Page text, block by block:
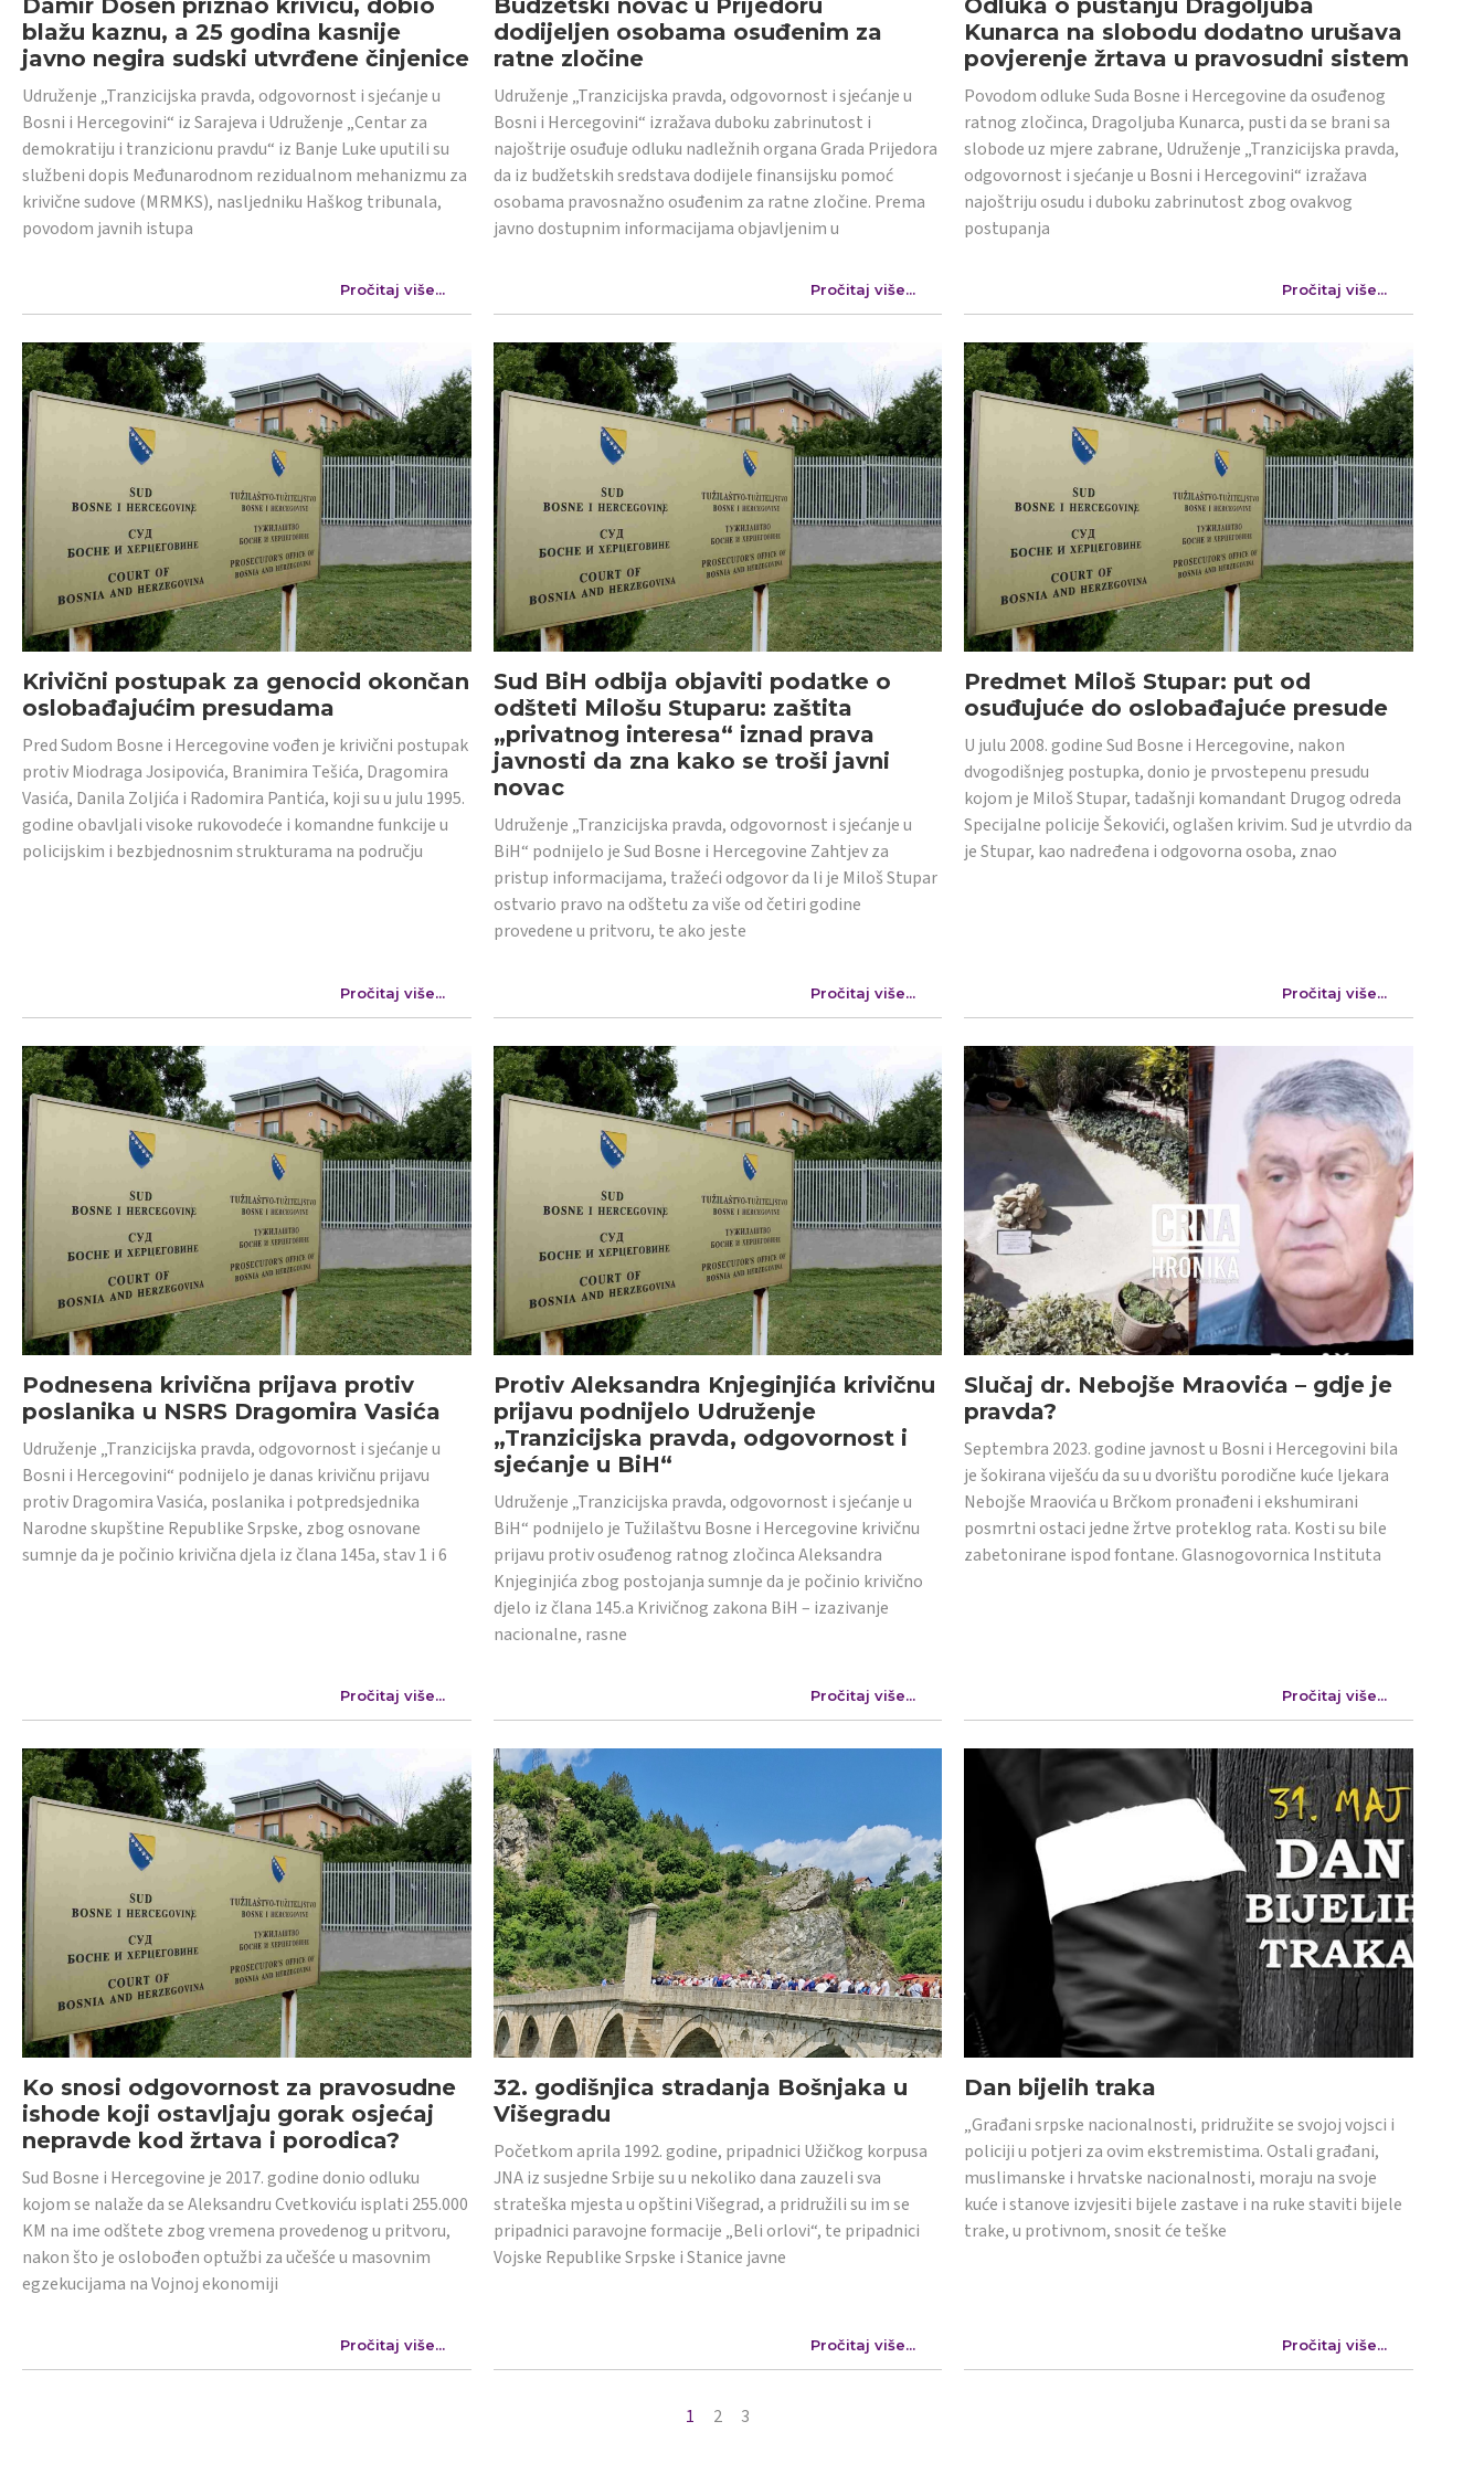
blažu kaznu, a 25 godina kasnije
javno negira sudski utvrđene činjenice
Udruženje „Tranzicijska pravda, odgovornost i sjećanje u
Bosni i Hercegovini“ iz Sarajeva i Udruženje „Centar za
demokratiju i tranzicionu pravdu“ iz Banje Luke uputili su
službeni dopis Međunarodnom rezidualnom mehanizmu za
krivične sudove (MRMKS), nasljedniku Haškog tribunala,
povodom javnih istupa
Pročitaj više...
dodijeljen osobama osuđenim za
ratne zločine
Udruženje „Tranzicijska pravda, odgovornost i sjećanje u
Bosni i Hercegovini“ izražava duboku zabrinutost i
najoštrije osuđuje odluku nadležnih organa Grada Prijedora
da iz budžetskih sredstava dodijele finansijsku pomoć
osobama pravosnažno osuđenim za ratne zločine. Prema
javno dostupnim informacijama objavljenim u
Pročitaj više...
Kunarca na slobodu dodatno urušava
povjerenje žrtava u pravosudni sistem
Povodom odluke Suda Bosne i Hercegovine da osuđenog
ratnog zločinca, Dragoljuba Kunarca, pusti da se brani sa
slobode uz mjere zabrane, Udruženje „Tranzicijska pravda,
odgovornost i sjećanje u Bosni i Hercegovini“ izražava
najoštriju osudu i duboku zabrinutost zbog ovakvog
postupanja
Pročitaj više...
Krivični postupak za genocid okončan
oslobađajućim presudama
Pred Sudom Bosne i Hercegovine vođen je krivični postupak
protiv Miodraga Josipovića, Branimira Tešića, Dragomira
Vasića, Danila Zoljića i Radomira Pantića, koji su u julu 1995.
godine obavljali visoke rukovodeće i komandne funkcije u
policijskim i bezbjednosnim strukturama na području
Pročitaj više...
Sud BiH odbija objaviti podatke o
odšteti Milošu Stuparu: zaštita
„privatnog interesa“ iznad prava
javnosti da zna kako se troši javni
novac
Udruženje „Tranzicijska pravda, odgovornost i sjećanje u
BiH“ podnijelo je Sud Bosne i Hercegovine Zahtjev za
pristup informacijama, tražeći odgovor da li je Miloš Stupar
ostvario pravo na odštetu za više od četiri godine
provedene u pritvoru, te ako jeste
Pročitaj više...
Predmet Miloš Stupar: put od
osuđujuće do oslobađajuće presude
U julu 2008. godine Sud Bosne i Hercegovine, nakon
dvogodišnjeg postupka, donio je prvostepenu presudu
kojom je Miloš Stupar, tadašnji komandant Drugog odreda
Specijalne policije Šekovići, oglašen krivim. Sud je utvrdio da
je Stupar, kao nadređena i odgovorna osoba, znao
Pročitaj više...
Podnesena krivična prijava protiv
poslanika u NSRS Dragomira Vasića
Udruženje „Tranzicijska pravda, odgovornost i sjećanje u
Bosni i Hercegovini“ podnijelo je danas krivičnu prijavu
protiv Dragomira Vasića, poslanika i potpredsjednika
Narodne skupštine Republike Srpske, zbog osnovane
sumnje da je počinio krivična djela iz člana 145a, stav 1 i 6
Pročitaj više...
Protiv Aleksandra Knjeginjića krivičnu
prijavu podnijelo Udruženje
„Tranzicijska pravda, odgovornost i
sjećanje u BiH“
Udruženje „Tranzicijska pravda, odgovornost i sjećanje u
BiH“ podnijelo je Tužilaštvu Bosne i Hercegovine krivičnu
prijavu protiv osuđenog ratnog zločinca Aleksandra
Knjeginjića zbog postojanja sumnje da je počinio krivično
djelo iz člana 145.a Krivičnog zakona BiH – izazivanje
nacionalne, rasne
Pročitaj više...
Slučaj dr. Nebojše Mraovića – gdje je
pravda?
Septembra 2023. godine javnost u Bosni i Hercegovini bila
je šokirana viješću da su u dvorištu porodične kuće ljekara
Nebojše Mraovića u Brčkom pronađeni i ekshumirani
posmrtni ostaci jedne žrtve proteklog rata. Kosti su bile
zabetonirane ispod fontane. Glasnogovornica Instituta
Pročitaj više...
Ko snosi odgovornost za pravosudne
ishode koji ostavljaju gorak osjećaj
nepravde kod žrtava i porodica?
Sud Bosne i Hercegovine je 2017. godine donio odluku
kojom se nalaže da se Aleksandru Cvetkoviću isplati 255.000
KM na ime odštete zbog vremena provedenog u pritvoru,
nakon što je oslobođen optužbi za učešće u masovnim
egzekucijama na Vojnoj ekonomiji
Pročitaj više...
32. godišnjica stradanja Bošnjaka u
Višegradu
Početkom aprila 1992. godine, pripadnici Užičkog korpusa
JNA iz susjedne Srbije su u nekoliko dana zauzeli sva
strateška mjesta u opštini Višegrad, a pridružili su im se
pripadnici paravojne formacije „Beli orlovi“, te pripadnici
Vojske Republike Srpske i Stanice javne
Pročitaj više...
Dan bijelih traka
„Građani srpske nacionalnosti, pridružite se svojoj vojsci i
policiji u potjeri za ovim ekstremistima. Ostali građani,
muslimanske i hrvatske nacionalnosti, moraju na svoje
kuće i stanove izvjesiti bijele zastave i na ruke staviti bijele
trake, u protivnom, snosit će teške
Pročitaj više...
1 2 3